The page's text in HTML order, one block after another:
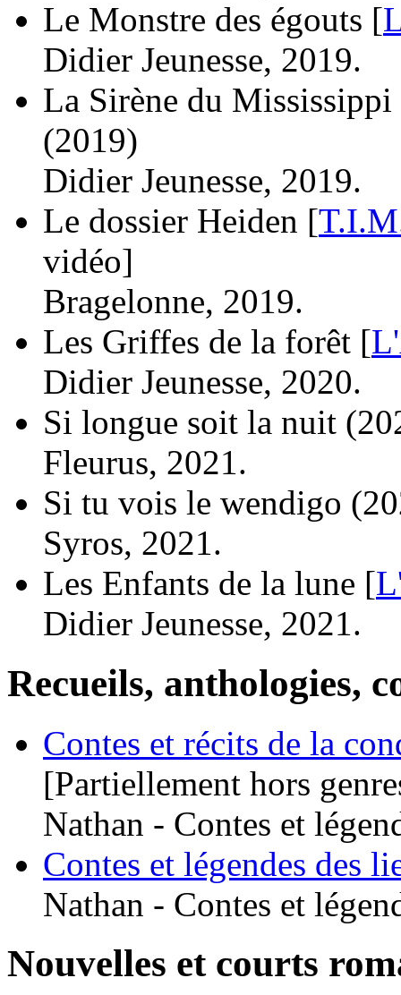
Le Monstre des égouts [
Didier Jeunesse, 2019.
La Sirène du
(2019)
Didier Jeunesse, 2019.
Le dossier Heiden [
vidéo]
Bragelonne, 2019.
Les Griffes de la forêt [
Didier Jeunesse, 2020.
Si longue soit la nuit
Fleurus, 2021.
Si tu vois le wendigo
Syros, 2021.
Les Enfants de la lune [
Didier Jeunesse, 2021.
Recueils, anthologies,
Contes et récits de la
[Partiellement hors
Nathan - Contes et
Contes et légendes des
Nathan - Contes et
Nouvelles et courts